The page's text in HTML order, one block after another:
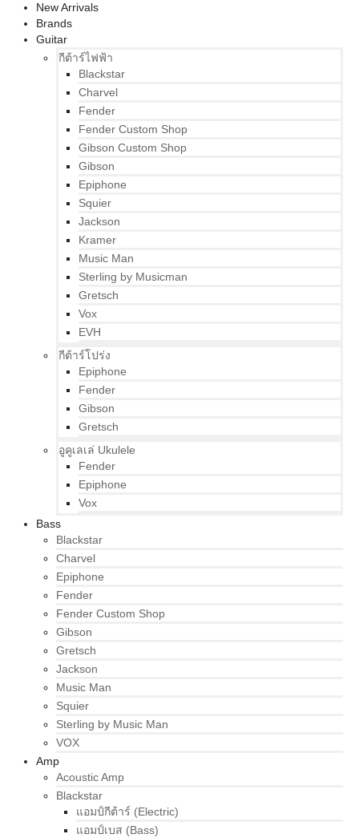
New Arrivals
Brands
Guitar
กีต้าร์ไฟฟ้า
Blackstar
Charvel
Fender
Fender Custom Shop
Gibson Custom Shop
Gibson
Epiphone
Squier
Jackson
Kramer
Music Man
Sterling by Musicman
Gretsch
Vox
EVH
กีต้าร์โปร่ง
Epiphone
Fender
Gibson
Gretsch
อูคูเลเล่ Ukulele
Fender
Epiphone
Vox
Bass
Blackstar
Charvel
Epiphone
Fender
Fender Custom Shop
Gibson
Gretsch
Jackson
Music Man
Squier
Sterling by Music Man
VOX
Amp
Acoustic Amp
Blackstar
แอมป์กีต้าร์ (Electric)
แอมป์เบส (Bass)